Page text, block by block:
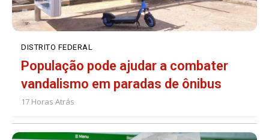
DISTRITO FEDERAL
População pode ajudar a combater
vandalismo em paradas de ônibus
17 Horas Atrás